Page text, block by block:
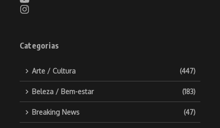
Categorias
Arte / Cultura (447)
Beleza / Bem-estar (183)
Breaking News (47)